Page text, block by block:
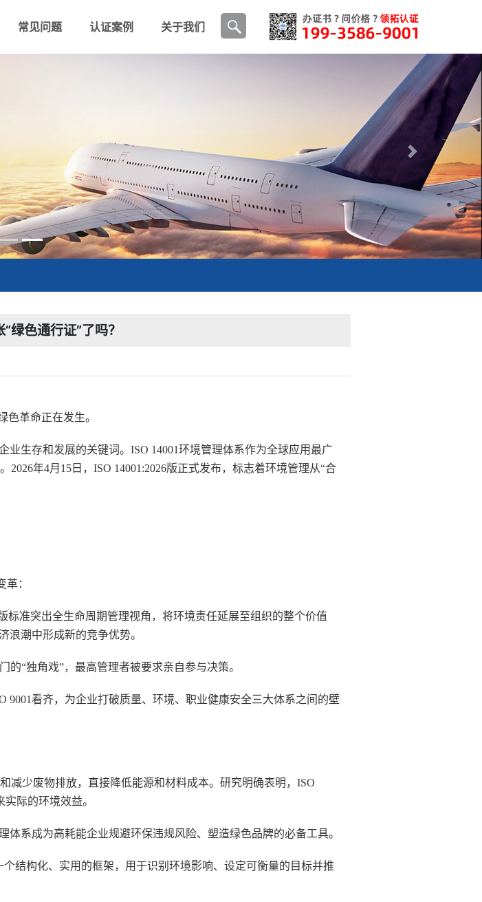
常见问题 认证案例 关于我们
Next
查找
绿色通行证”了吗？
色革命正在发生。
业生存和发展的关键词。ISO 14001环境管理体系作为全球应用最广
年4月15日，ISO 14001:2026版正式发布，标志着环境管理从“合
：
标准突出全生命周期管理视角，将环境责任延展至组织的整个价值
浪潮中形成新的竞争优势。
“独角戏”，最高管理者被要求亲自参与决策。
9001看齐，为企业打破质量、环境、职业健康安全三大体系之间的壁
减少废物排放，直接降低能源和材料成本。研究明确表明，ISO
际的环境效益。
体系成为高耗能企业规避环保违规风险、塑造绿色品牌的必备工具。
结构化、实用的框架，用于识别环境影响、设定可衡量的目标并推